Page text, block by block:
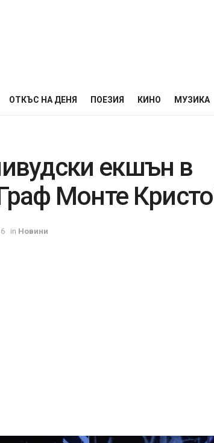
ОТКЪС НА ДЕНЯ ПОЕЗИЯ КИНО МУЗИКА
екшън в
Монте
in Новини